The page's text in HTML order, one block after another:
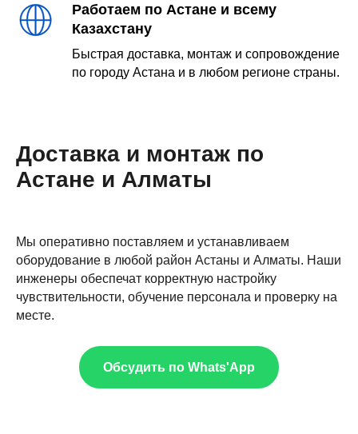
Работаем по Астане и всему
Казахстану
Быстрая доставка, монтаж и сопровождение
по городу Астана и в любом регионе страны.
Доставка и монтаж по
Астане и Алматы
Мы оперативно поставляем и устанавливаем
оборудование в любой район Астаны и Алматы. Наши
инженеры обеспечат корректную настройку
чувствительности, обучение персонала и проверку на
месте.
Обсудить по Whats'App